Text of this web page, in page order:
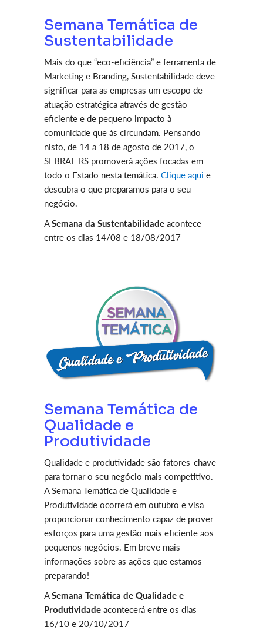
Semana Temática de
Sustentabilidade
Mais do que “eco-eficiência” e ferramenta de
Marketing e Branding, Sustentabilidade deve
significar para as empresas um escopo de
atuação estratégica através de gestão
eficiente e de pequeno impacto à
comunidade que às circundam. Pensando
nisto, de 14 a 18 de agosto de 2017, o
SEBRAE RS promoverá ações focadas em
todo o Estado nesta temática. Clique aqui e
descubra o que preparamos para o seu
negócio.
ASemana da Sustentabilidade acontece
entre os dias 14/08 e 18/08/2017
Semana Temática de
Qualidade e
Produtividade
Qualidade e produtividade são fatores-chave
para tornar o seu negócio mais competitivo.
A Semana Temática de Qualidade e
Produtividade ocorrerá em outubro e visa
proporcionar conhecimento capaz de prover
esforços para uma gestão mais eficiente aos
pequenos negócios. Em breve mais
informações sobre as ações que estamos
preparando!
ASemana Temática de Qualidade e
Produtividade acontecerá entre os dias
16/10 e 20/10/2017